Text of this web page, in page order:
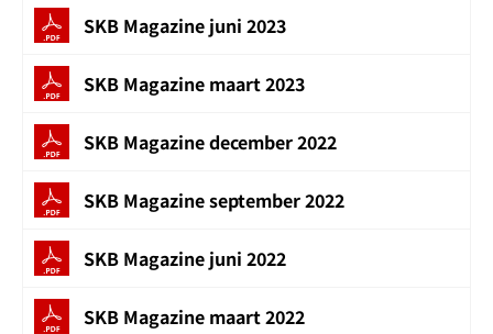
SKB Magazine juni 2023
SKB Magazine maart 2023
SKB Magazine december 2022
SKB Magazine september 2022
SKB Magazine juni 2022
SKB Magazine maart 2022